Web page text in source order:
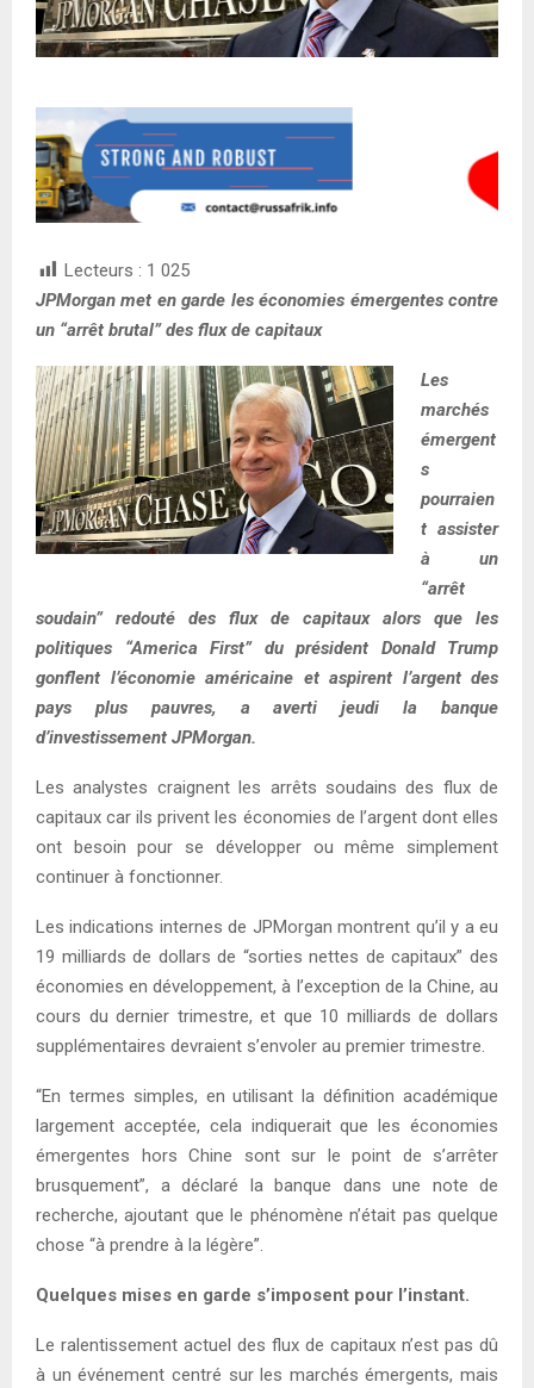
Lecteurs : 1 025
JPMorgan met en garde les économies émergentes contre
un “arrêt brutal” des flux de capitaux
Les
marchés
émergent
s
pourraien
t assister
à un
“arrêt
soudain” redouté des flux de capitaux alors que les
politiques “America First” du président Donald Trump
gonflent l’économie américaine et aspirent l’argent des
pays plus pauvres, a averti jeudi la banque
d’investissement JPMorgan.
Les analystes craignent les arrêts soudains des flux de
capitaux car ils privent les économies de l’argent dont elles
ont besoin pour se développer ou même simplement
continuer à fonctionner.
Les indications internes de JPMorgan montrent qu’il y a eu
19 milliards de dollars de “sorties nettes de capitaux” des
économies en développement, à l’exception de la Chine, au
cours du dernier trimestre, et que 10 milliards de dollars
supplémentaires devraient s’envoler au premier trimestre.
“En termes simples, en utilisant la définition académique
largement acceptée, cela indiquerait que les économies
émergentes hors Chine sont sur le point de s’arrêter
brusquement”, a déclaré la banque dans une note de
recherche, ajoutant que le phénomène n’était pas quelque
chose “à prendre à la légère”.
Quelques mises en garde s’imposent pour l’instant.
Le ralentissement actuel des flux de capitaux n’est pas dû
à un événement centré sur les marchés émergents, mais